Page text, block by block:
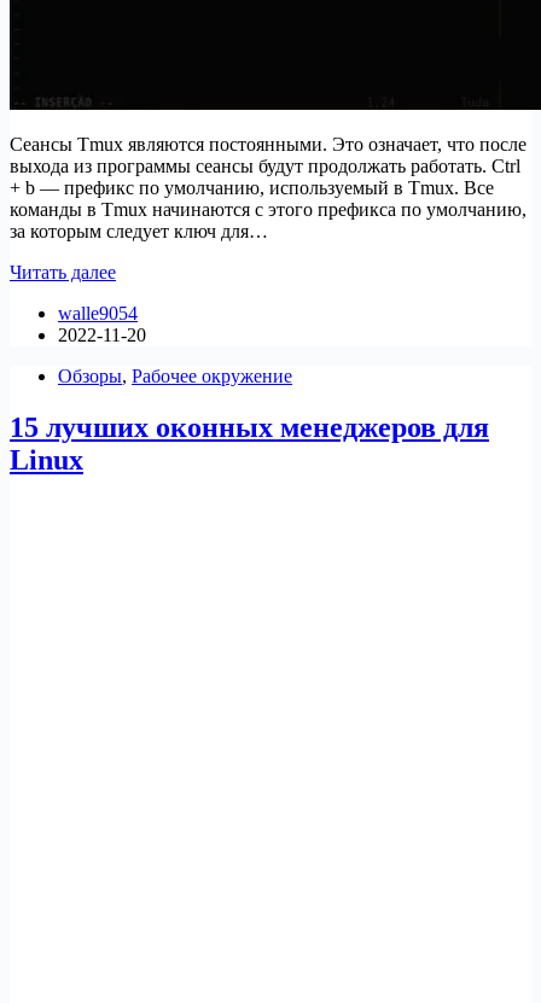
Сеансы Tmux являются постоянными. Это означает, что после
выхода из программы сеансы будут продолжать работать. Ctrl
+ b — префикс по умолчанию, используемый в Tmux. Все
команды в Tmux начинаются с этого префикса по умолчанию,
за которым следует ключ для…
Читать далееКак
историю
панели
walle9054
2022-11-20
Обзоры, Рабочее окружение
15 лучших оконных менеджеров для
Linux